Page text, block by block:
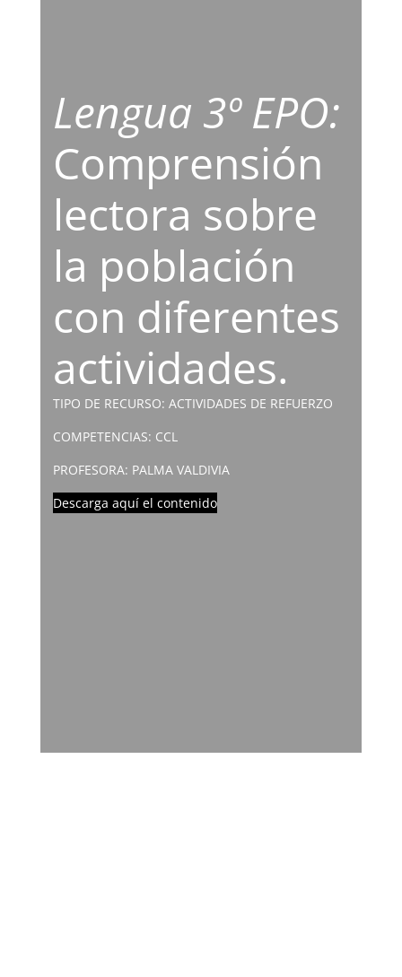
Lengua 3º EPO:
Comprensión
lectora sobre
la población
con diferentes
actividades.
TIPO DE RECURSO: ACTIVIDADES DE REFUERZO
COMPETENCIAS: CCL
PROFESORA: PALMA VALDIVIA
Descarga aquí el contenido